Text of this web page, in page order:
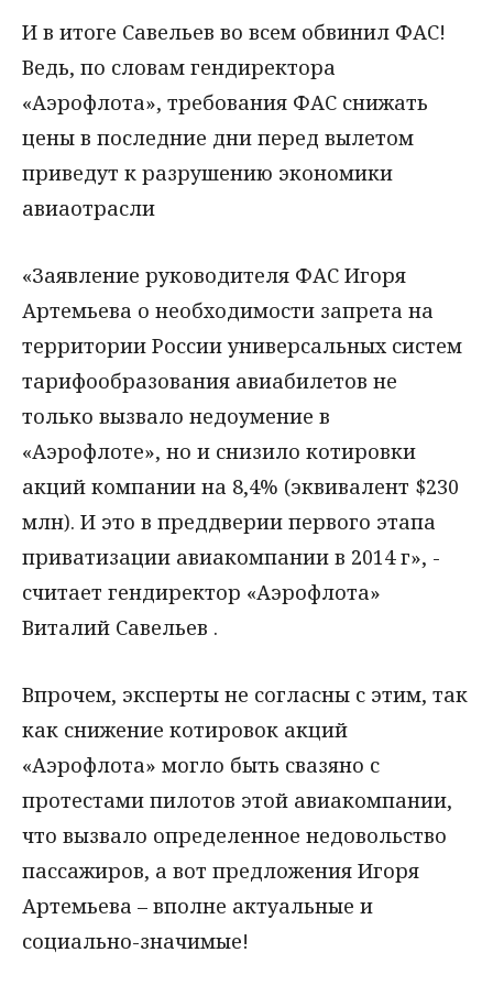
И в итоге Савельев во всем обвинил ФАС!
Ведь, по словам гендиректора
«Аэрофлота», требования ФАС снижать
цены в последние дни перед вылетом
приведут к разрушению экономики
авиаотрасли
«Заявление руководителя ФАС Игоря
Артемьева о необходимости запрета на
территории России универсальных систем
тарифообразования авиабилетов не
только вызвало недоумение в
«Аэрофлоте», но и снизило котировки
акций компании на 8,4% (эквивалент $230
млн). И это в преддверии первого этапа
приватизации авиакомпании в 2014 г», -
считает гендиректор «Аэрофлота»
Виталий Савельев .
Впрочем, эксперты не согласны с этим, так
как снижение котировок акций
«Аэрофлота» могло быть свазяно с
протестами пилотов этой авиакомпании,
что вызвало определенное недовольство
пассажиров, а вот предложения Игоря
Артемьева – вполне актуальные и
социально-значимые!